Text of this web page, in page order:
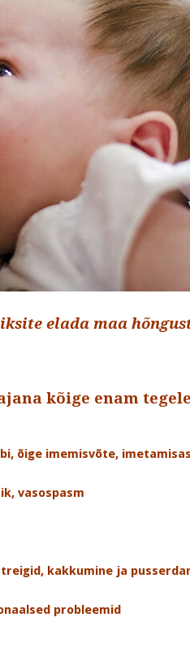
elada maa
kõige enam
õige imemisvõte,
vasospasm
kakkumine ja
probleemid